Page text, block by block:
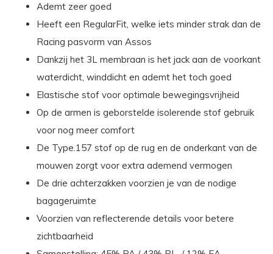
Ademt zeer goed
Heeft een RegularFit, welke iets minder strak dan de
Racing pasvorm van Assos
Dankzij het 3L membraan is het jack aan de voorkant
waterdicht, winddicht en ademt het toch goed
Elastische stof voor optimale bewegingsvrijheid
Op de armen is geborstelde isolerende stof gebruik
voor nog meer comfort
De Type.157 stof op de rug en de onderkant van de
mouwen zorgt voor extra ademend vermogen
De drie achterzakken voorzien je van de nodige
bagageruimte
Voorzien van reflecterende details voor betere
zichtbaarheid